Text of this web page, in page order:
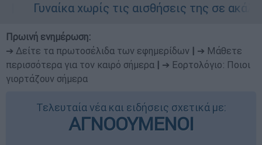
τις αισθήσεις της σε ακάλυπτο
Πρωινή ενημέρωση:
➔ Δείτε τα πρωτοσέλιδα των εφημερίδων
➔ Μάθετε
περισσότερα για τον καιρό σήμερα
➔ Εορτολόγιο: Ποιοι
γιορτάζουν σήμερα
Τελευταία νέα και ειδήσεις σχετικά με:
ΑΓΝΟΟΥΜΕΝΟΙ